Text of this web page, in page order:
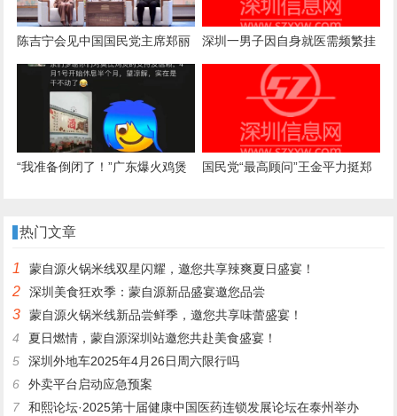
陈吉宁会见中国国民党主席郑丽
文
深圳一男子因自身就医需频繁挂
号，自学编写抢号脚本，发
现“商机”后与妻子分工合作，代
抢各大医院号源，涉案金额超57
万元，二人均获刑
“我准备倒闭了！”广东爆火鸡煲
我这是冰冻鸡，别来了；儿子：
国民党“最高顾问”王金平力挺郑
热门文章
1 蒙自源火锅米线双星闪耀，邀您共享辣爽夏日盛宴！
2 深圳美食狂欢季：蒙自源新品盛宴邀您品尝
3
蒙自源火锅米线新品尝鲜季，邀您共享味蕾盛宴！
4
夏日燃情，蒙自源深圳站邀您共赴美食盛宴！
5
深圳外地车2025年4月26日周六限行吗
6
外卖平台启动应急预案
7
和熙论坛·2025第十届健康中国医药连锁发展论坛在泰州举办